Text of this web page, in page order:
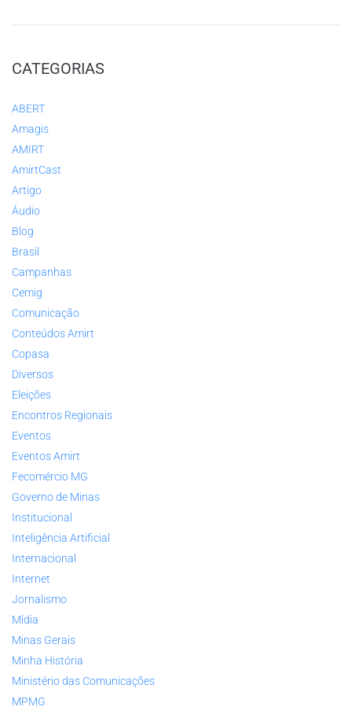
CATEGORIAS
ABERT
Amagis
AMIRT
AmirtCast
Artigo
Áudio
Blog
Brasil
Campanhas
Cemig
Comunicação
Conteúdos Amirt
Copasa
Diversos
Eleições
Encontros Regionais
Eventos
Eventos Amirt
Fecomércio MG
Governo de Minas
Institucional
Inteligência Artificial
Internacional
Internet
Jornalismo
Mídia
Minas Gerais
Minha História
Ministério das Comunicações
MPMG